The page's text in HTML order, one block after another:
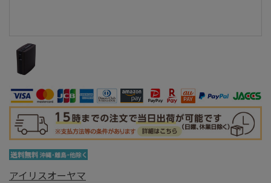
アイリスオーヤマ